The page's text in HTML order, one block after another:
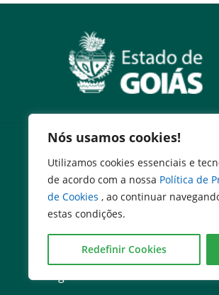
Nós usamos cookies!
Utilizamos cookies essenciais e
de acordo com a nossa Política de
de Cookies , ao continuar
estas condições.
Redefinir Cookies
Serviços
Expresso Goiás
Expresso Aplicações
Expresso Servidor
SEI Governadoria
Cadastro de Autoridades